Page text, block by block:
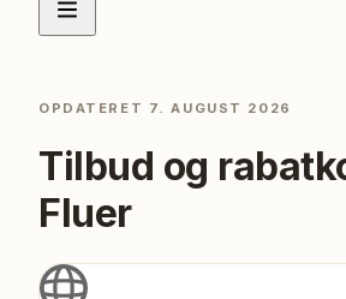
OPDATERET 7. AUGUST 2026
Tilbud og
Fluer